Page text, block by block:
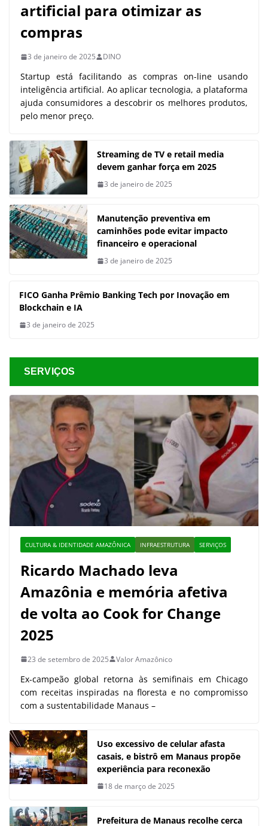
artificial para otimizar as
compras
3 de janeiro de 2025 DINO
Startup está facilitando as compras on-line usando
inteligência artificial. Ao aplicar tecnologia, a plataforma
ajuda consumidores a descobrir os melhores produtos,
pelo menor preço.
Streaming de TV e retail media
devem ganhar força em 2025
3 de janeiro de 2025
Manutenção preventiva em
caminhões pode evitar impacto
financeiro e operacional
3 de janeiro de 2025
FICO Ganha Prêmio Banking Tech por Inovação em
Blockchain e IA
3 de janeiro de 2025
SERVIÇOS
CULTURA & IDENTIDADE AMAZÔNICA INFRAESTRUTURA SERVIÇOS
Ricardo Machado leva
Amazônia e memória afetiva
de volta ao Cook for Change
2025
23 de setembro de 2025 Valor Amazônico
Ex-campeão global retorna às semifinais em Chicago
com receitas inspiradas na floresta e no compromisso
com a sustentabilidade Manaus –
Uso excessivo de celular afasta
casais, e bistrô em Manaus propõe
experiência para reconexão
18 de março de 2025
Prefeitura de Manaus recolhe cerca